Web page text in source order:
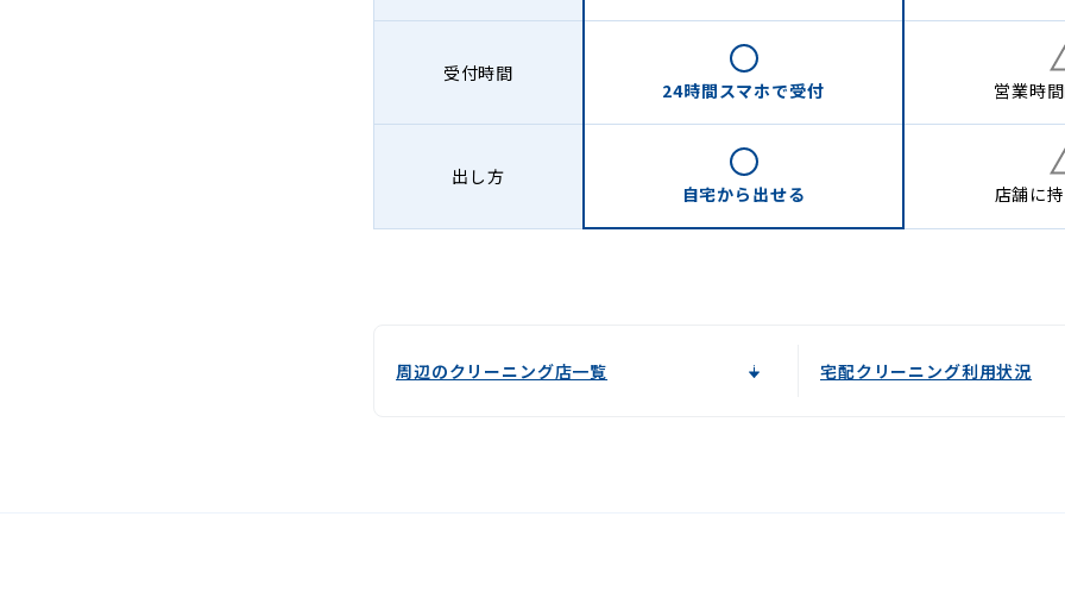
受付時間
24時間スマホで受付 営業時
出し方
自宅から 出せる 店舗に
周辺のクリーニング店一覧 宅配クリーニング利用状況